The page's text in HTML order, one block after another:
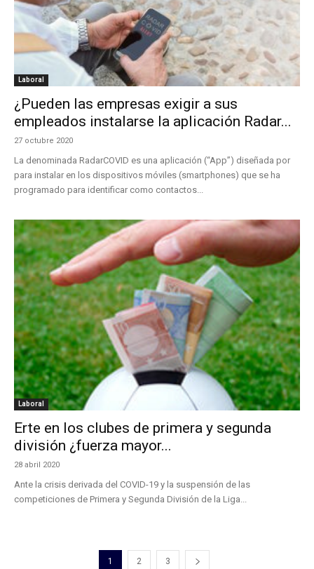
Laboral
¿Pueden las empresas exigir a sus
empleados instalarse la aplicación Radar...
27 octubre 2020
La denominada RadarCOVID es una aplicación (“App”) diseñada por
para instalar en los dispositivos móviles (smartphones) que se ha
programado para identificar como contactos...
Laboral
Erte en los clubes de primera y segunda
división ¿fuerza mayor...
28 abril 2020
Ante la crisis derivada del COVID-19 y la suspensión de las
competiciones de Primera y Segunda División de la Liga...
1 2 3